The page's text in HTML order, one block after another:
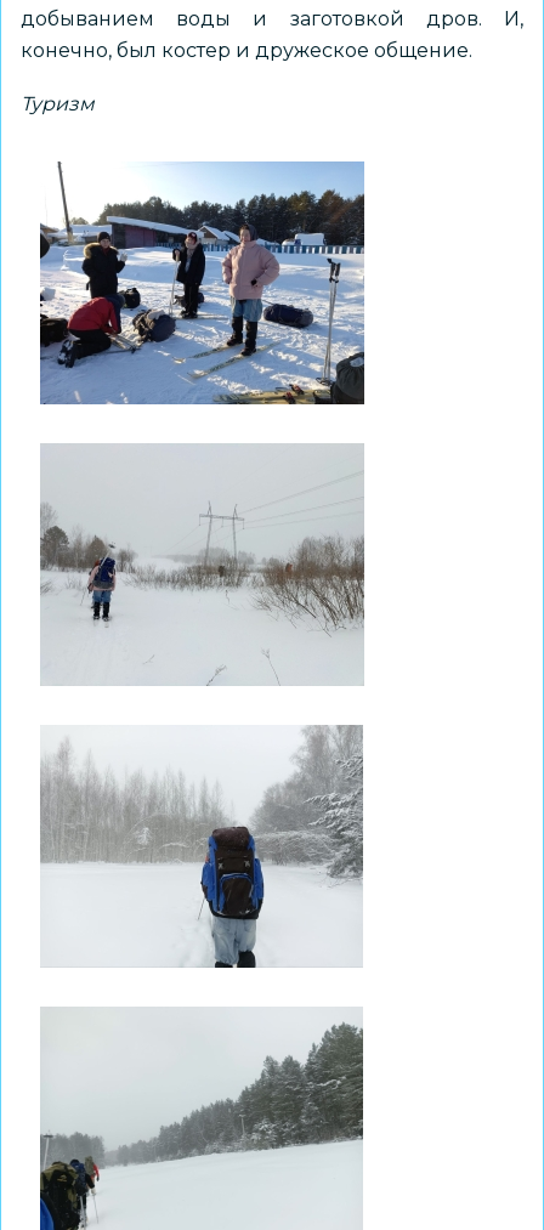
добыванием воды и заготовкой дров. И,
конечно, был костер и дружеское общение.
Туризм